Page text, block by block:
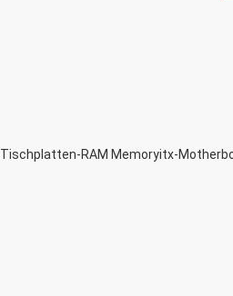
Tischplatten-RAM Memoryitx-